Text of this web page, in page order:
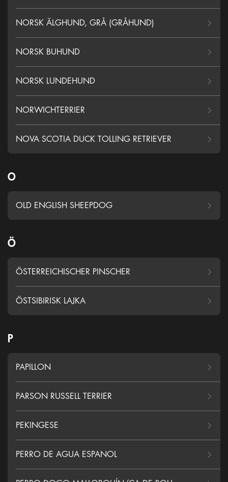
NORSK ÄLGHUND, GRÅ (GRÅHUND)
NORSK BUHUND
NORSK LUNDEHUND
NORWICHTERRIER
NOVA SCOTIA DUCK TOLLING RETRIEVER
O
OLD ENGLISH SHEEPDOG
Ö
ÖSTERREICHISCHER PINSCHER
ÖSTSIBIRISK LAJKA
P
PAPILLON
PARSON RUSSELL TERRIER
PEKINGESE
PERRO DE AGUA ESPANOL